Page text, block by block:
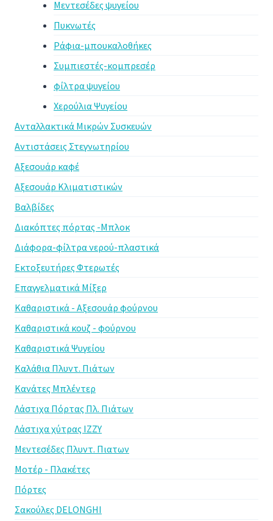
Μεντεσέδες ψυγείου
Πυκνωτές
Ράφια-μπουκαλοθήκες
Συμπιεστές-κομπρεσέρ
φίλτρα ψυγείου
Χερούλια Ψυγείου
Ανταλλακτικά Μικρών Συσκευών
Αντιστάσεις Στεγνωτηρίου
Αξεσουάρ καφέ
Αξεσουάρ Κλιματιστικών
Βαλβίδες
Διακόπτες πόρτας -Μπλοκ
Διάφορα-φίλτρα νερού-πλαστικά
Εκτοξευτήρες Φτερωτές
Επαγγελματικά Μίξερ
Καθαριστικά - Αξεσουάρ φούρνου
Καθαριστικά κουζ - φούρνου
Καθαριστικά Ψυγείου
Καλάθια Πλυντ. Πιάτων
Κανάτες Μπλέντερ
Λάστιχα Πόρτας Πλ. Πιάτων
Λάστιχα χύτρας IZZY
Μεντεσέδες Πλυντ. Πιατων
Μοτέρ - Πλακέτες
Πόρτες
Σακούλες DELONGHI